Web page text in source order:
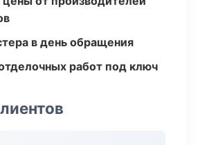
в день обращения
работ под ключ